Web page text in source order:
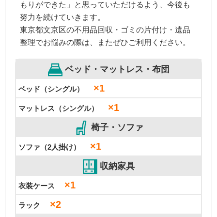
もりができた」と思っていただけるよう、今後も
努力を続けていきます。
東京都文京区の不用品回収・ゴミの片付け・遺品
整理でお悩みの際は、またぜひご利用ください。
ベッド・マットレス・布団
ベッド（シングル） ×1
マットレス（シングル） ×1
椅子・ソファ
ソファ（2人掛け） ×1
収納家具
衣装ケース ×1
ラック ×2